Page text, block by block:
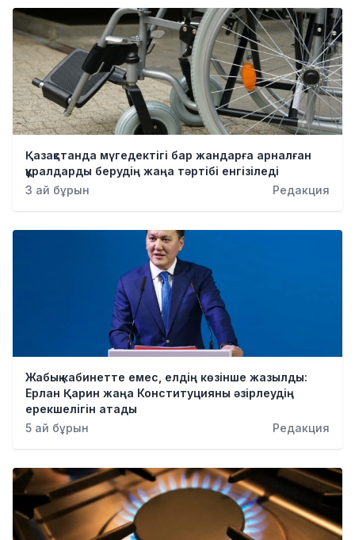
Қазақстанда мүгедектігі бар жандарға арналған
құралдарды берудің жаңа тәртібі енгізіледі
3 ай бұрын
Редакция
Жабық кабинетте емес, елдің көзінше жазылды:
Ерлан Қарин жаңа Конституцияны әзірлеудің
ерекшелігін атады
5 ай бұрын
Редакция